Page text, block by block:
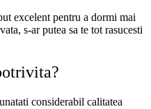
excelent pentru a dormi mai
s-ar putea sa te tot rasucesti
considerabil calitatea